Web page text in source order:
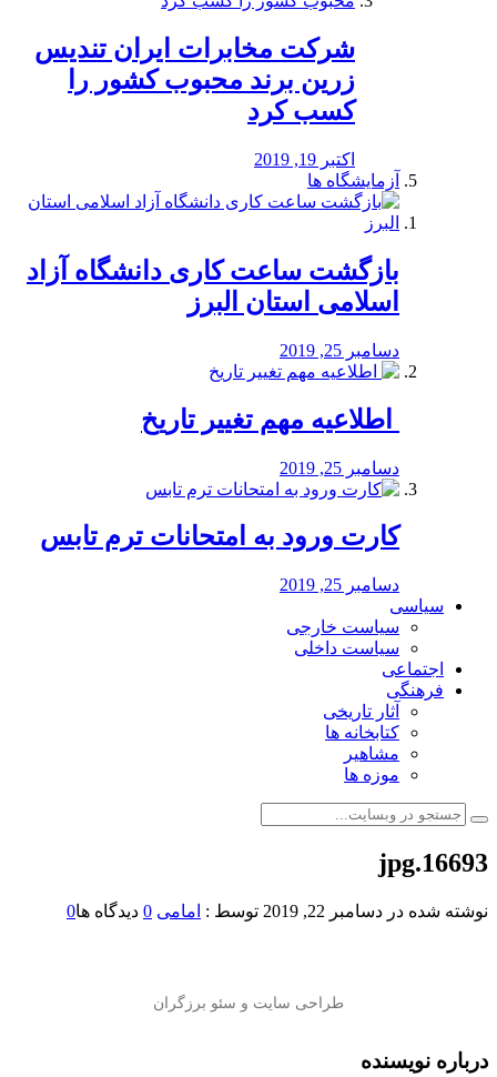
شرکت مخابرات ایران تندیس
زرین برند محبوب کشور را
کسب کرد
اکتبر 19, 2019
آزمایشگاه ها
بازگشت ساعت کاری دانشگاه آزاد
اسلامی استان البرز
دسامبر 25, 2019
️ اطلاعیه مهم تغییر تاریخ
دسامبر 25, 2019
کارت ورود به امتحانات ترم تابس
دسامبر 25, 2019
سیاسی
سیاست خارجی
سیاست داخلی
اجتماعی
فرهنگی
آثار تاریخی
کتابخانه ها
مشاهیر
موزه ها
16693.jpg
نوشته شده در دسامبر 22, 2019 توسط : امامی 0 دیدگاه ها0
درباره نویسنده